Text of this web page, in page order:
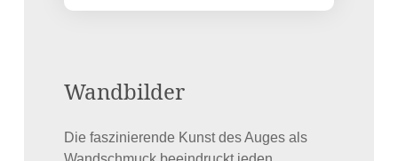
Wandbilder
Die faszinierende Kunst des Auges als